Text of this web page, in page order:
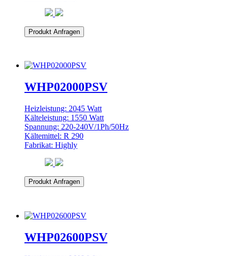
Produkt Anfragen
WHP02000PSV
Heizleistung: 2045 Watt
Kälteleistung: 1550 Watt
Spannung: 220-240V/1Ph/50Hz
Kältemittel: R 290
Fabrikat: Highly
Produkt Anfragen
WHP02600PSV